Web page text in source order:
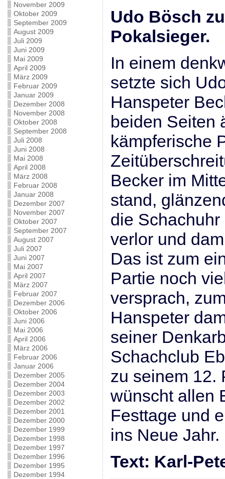
November 2009
Oktober 2009
September 2009
August 2009
Juli 2009
Juni 2009
Mai 2009
April 2009
März 2009
Februar 2009
Januar 2009
Dezember 2008
November 2008
Oktober 2008
September 2008
Juli 2008
Juni 2008
Mai 2008
April 2008
März 2008
Februar 2008
Januar 2008
Dezember 2007
November 2007
Oktober 2007
September 2007
August 2007
Juli 2007
Juni 2007
Mai 2007
April 2007
März 2007
Februar 2007
Dezember 2006
Oktober 2006
Juni 2006
Mai 2006
April 2006
März 2006
Februar 2006
Januar 2006
Dezember 2005
Dezember 2004
Dezember 2003
Dezember 2002
Dezember 2001
Dezember 2000
Dezember 1999
Dezember 1998
Dezember 1997
Dezember 1996
Dezember 1995
Dezember 1994
Udo Bösch
Pokalsieger.
In einem
setzte sich
Hanspeter
beiden Seiten
kämpferische
Becker im
stand,
die
verlor und
Das ist zum
Partie noch
versprach,
Hanspeter
seiner
Schachclub
zu seinem 12.
wünscht allen
Festtage und
ins Neue Jahr.
Text: Karl-